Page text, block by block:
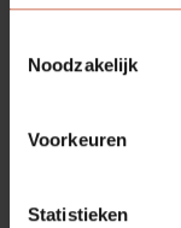
Noodzakelijk
Voorkeuren
Statistieken